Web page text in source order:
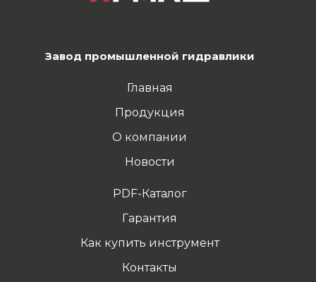
Завод промышленной гидравлики
Главная
Продукция
О компании
Новости
PDF-Каталог
Гарантия
Как купить инструмент
Контакты